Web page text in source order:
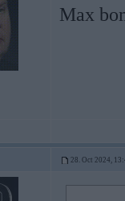
Max
28. Oct 2024,